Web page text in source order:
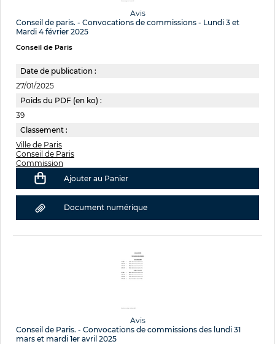
Avis
Conseil de paris. - Convocations de commissions - Lundi 3 et
Mardi 4 février 2025
Conseil de Paris
Date de publication :
27/01/2025
Poids du PDF (en ko) :
39
Classement :
Ville de Paris
Conseil de Paris
Commission
Ajouter au Panier
Document numérique
Avis
Conseil de Paris. - Convocations de commissions des lundi 31
mars et mardi 1er avril 2025